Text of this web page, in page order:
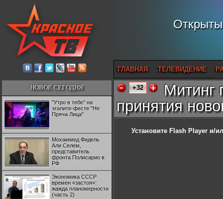
ГЛАВНАЯ ТЕЛЕВИДЕНИЕ
НОВОЕ СЕГОДНЯ
"Утро в тебе" на
эгалите-фесте "Не
Пряча Лица"
Мохаммед Фидель
Али Селем,
представитель
фронта Полисарио в
РФ
Экономика СССР
времен «застоя»:
жажда планомерности
(часть 2)
+32
Митинг
принятия
Установите Flash Player и/